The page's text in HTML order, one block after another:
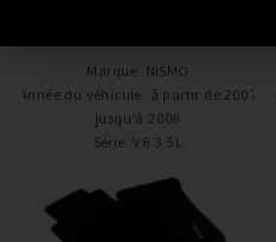
Marque: NISMO
Année du véhicule: à partir de 2007
jusqu’à 2008
Série:V6 3.5L